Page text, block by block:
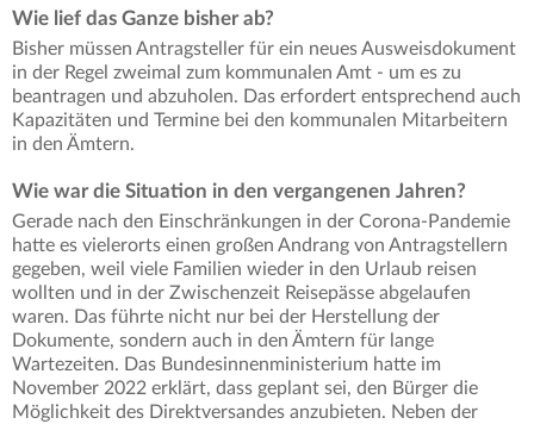
Wie lief das Ganze bisher ab?
Bisher müssen Antragsteller für ein neues Ausweisdokument
in der Regel zweimal zum kommunalen Amt - um es zu
beantragen und abzuholen. Das erfordert entsprechend auch
Kapazitäten und Termine bei den kommunalen Mitarbeitern
in den Ämtern.
Wie war die Situation in den vergangenen Jahren?
Gerade nach den Einschränkungen in der Corona-Pandemie
hatte es vielerorts einen großen Andrang von Antragstellern
gegeben, weil viele Familien wieder in den Urlaub reisen
wollten und in der Zwischenzeit Reisepässe abgelaufen
waren. Das führte nicht nur bei der Herstellung der
Dokumente, sondern auch in den Ämtern für lange
Wartezeiten. Das Bundesinnenministerium hatte im
November 2022 erklärt, dass geplant sei, den Bürger die
Möglichkeit des Direktversandes anzubieten. Neben der